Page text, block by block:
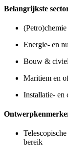
Belangrijkste
Energie- en
Bouw &
Maritiem en
Installatie- en
bereik